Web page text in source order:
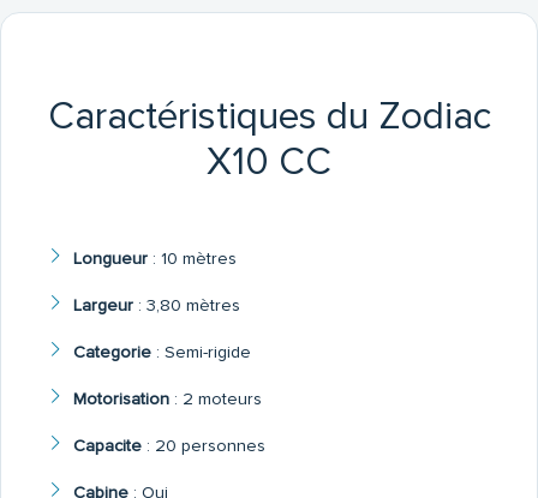
Caractéristiques du Zodiac
X10 CC
Longueur: 10 mètres
Largeur: 3,80 mètres
Categorie: Semi-rigide
Motorisation: 2 moteurs
Capacite: 20 personnes
Cabine: Oui